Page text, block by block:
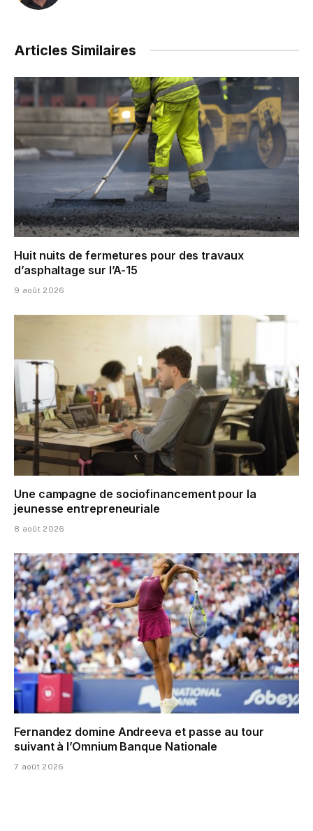
Articles Similaires
Huit nuits de fermetures pour des travaux
d’asphaltage sur l’A-15
9 août 2026
Une campagne de sociofinancement pour la
jeunesse entrepreneuriale
8 août 2026
Fernandez domine Andreeva et passe au tour
suivant à l’Omnium Banque Nationale
7 août 2026